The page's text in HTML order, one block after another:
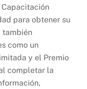
para obtener su
también
como un
y el Premio
completar la